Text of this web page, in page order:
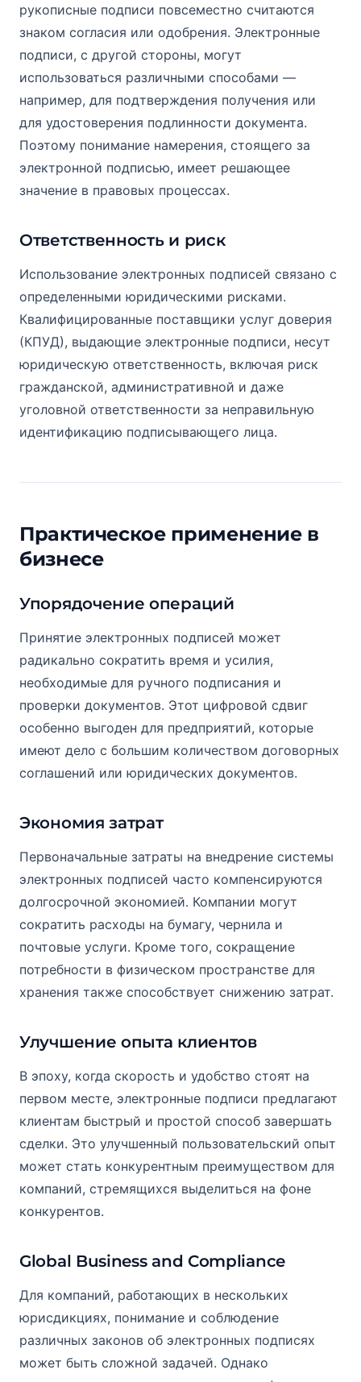
рукописные подписи повсеместно считаются
знаком согласия или одобрения. Электронные
подписи, с другой стороны, могут
использоваться различными способами —
например, для подтверждения получения или
для удостоверения подлинности документа.
Поэтому понимание намерения, стоящего за
электронной подписью, имеет решающее
значение в правовых процессах.
Ответственность и риск
Использование электронных подписей связано с
определенными юридическими рисками.
Квалифицированные поставщики услуг доверия
(КПУД), выдающие электронные подписи, несут
юридическую ответственность, включая риск
гражданской, административной и даже
уголовной ответственности за неправильную
идентификацию подписывающего лица.
Практическое применение в
бизнесе
Упорядочение операций
Принятие электронных подписей может
радикально сократить время и усилия,
необходимые для ручного подписания и
проверки документов. Этот цифровой сдвиг
особенно выгоден для предприятий, которые
имеют дело с большим количеством договорных
соглашений или юридических документов.
Экономия затрат
Первоначальные затраты на внедрение системы
электронных подписей часто компенсируются
долгосрочной экономией. Компании могут
сократить расходы на бумагу, чернила и
почтовые услуги. Кроме того, сокращение
потребности в физическом пространстве для
хранения также способствует снижению затрат.
Улучшение опыта клиентов
В эпоху, когда скорость и удобство стоят на
первом месте, электронные подписи предлагают
клиентам быстрый и простой способ завершать
сделки. Это улучшенный пользовательский опыт
может стать конкурентным преимуществом для
компаний, стремящихся выделиться на фоне
конкурентов.
Global Business and Compliance
Для компаний, работающих в нескольких
юрисдикциях, понимание и соблюдение
различных законов об электронных подписях
может быть сложной задачей. Однако